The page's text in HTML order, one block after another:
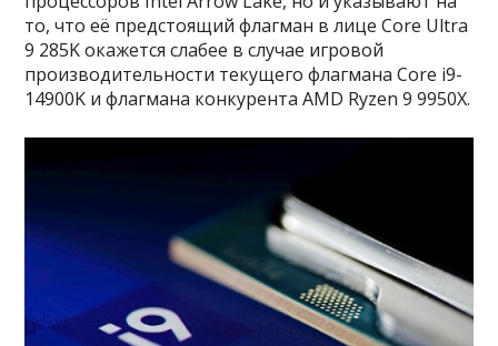
то, что её предстоящий флагман в лице Core Ultra
9 285K окажется слабее в случае игровой
производительности текущего флагмана Core i9-
14900K и флагмана конкурента AMD Ryzen 9 9950X.